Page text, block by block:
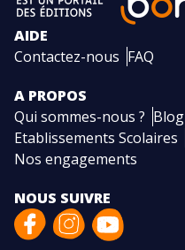
AIDE
Contactez-nous FAQ
A PROPOS
Qui sommes-nous ? Blog
Etablissements Scolaires
Nos engagements
NOUS SUIVRE